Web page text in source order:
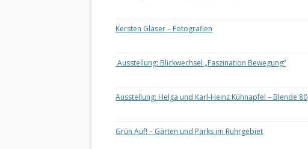
Kersten Glaser – Fotografien
Ausstellung: Blickwechsel „Faszination Bewegung“
Ausstellung: Helga und Karl-Heinz Kühnapfel – Blende 80
Grün Auf! – Gärten und Parks im Ruhrgebiet